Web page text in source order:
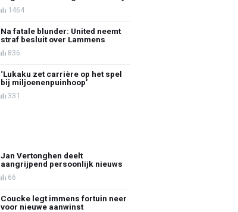
1464
Na fatale blunder: United neemt
straf besluit over Lammens
836
‘Lukaku zet carrière op het spel
bij miljoenenpuinhoop’
331
Jan Vertonghen deelt
aangrijpend persoonlijk nieuws
66
Coucke legt immens fortuin neer
voor nieuwe aanwinst